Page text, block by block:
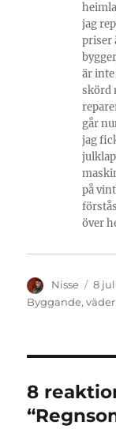
jag
priser
är inte
skörd
går
jag
på
över
Författare
Nisse
den
8
Byggande,väder
8